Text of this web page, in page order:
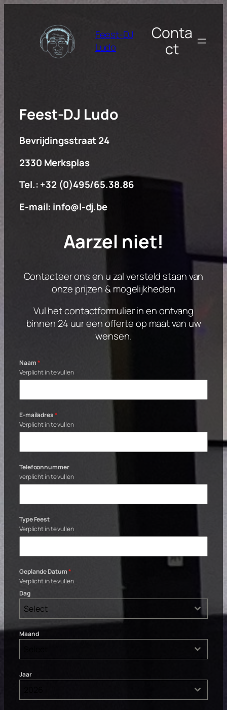
Feest-DJ
Ludo
Conta
ct
Feest-DJ Ludo
Bevrijdingsstraat 24
2330 Merksplas
Tel.: +32 (0)495/65.38.86
E-mail: info@l-dj.be
Aarzel niet!
Contacteer ons en u zal versteld staan van
onze prijzen & mogelijkheden
Vul het contactformulier in en ontvang
binnen 24 uur een offerte op maat van uw
wensen.
Naam*
Verplicht in te vullen
E-mailadres*
Verplicht in te vullen
Telefoonnummer
verplicht in te vullen
Type Feest
Verplicht in te vullen
Geplande Datum*
Verplicht in te vullen
Dag
Select
Maand
Jaar